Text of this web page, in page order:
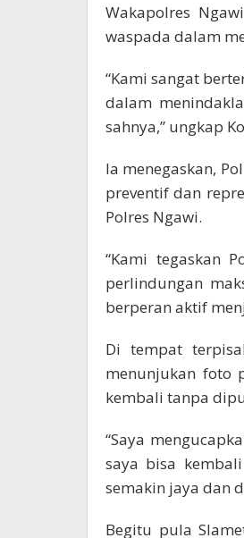
Wakapolres
waspada dalam
“Kami sangat
dalam
sahnya,” ungkap
Ia menegaskan,
preventif dan
Polres Ngawi.
“Kami tegaskan
perlindungan
berperan aktif
Di tempat
menunjukan foto
kembali tanpa
“Saya
saya bisa
semakin jaya dan
Begitu pula